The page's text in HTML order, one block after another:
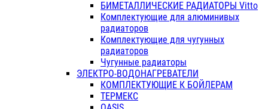
БИМЕТАЛЛИЧЕСКИЕ РАДИАТОРЫ Vitto
Комплектующие для алюминивых
радиаторов
Комплектующие для чугунных
радиаторов
Чугунные радиаторы
ЭЛЕКТРО-ВОДОНАГРЕВАТЕЛИ
КОМПЛЕКТУЮЩИЕ К БОЙЛЕРАМ
ТЕРМЕКС